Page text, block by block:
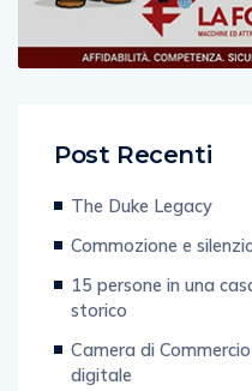
Post Recenti
The Duke Legacy
Commozione e
15 persone in una
storico
Camera di
digitale